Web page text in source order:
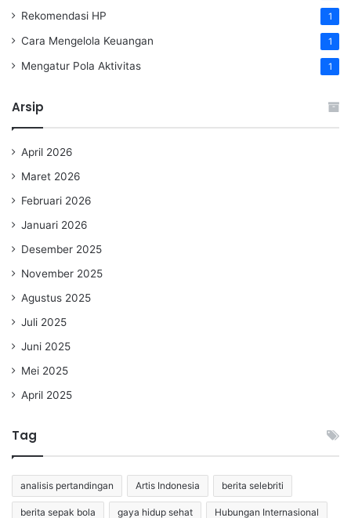
Rekomendasi HP 1
Cara Mengelola Keuangan 1
Mengatur Pola Aktivitas 1
Arsip
April 2026
Maret 2026
Februari 2026
Januari 2026
Desember 2025
November 2025
Agustus 2025
Juli 2025
Juni 2025
Mei 2025
April 2025
Tag
analisis pertandingan Artis Indonesia berita selebriti
berita sepak bola gaya hidup sehat Hubungan Internasional